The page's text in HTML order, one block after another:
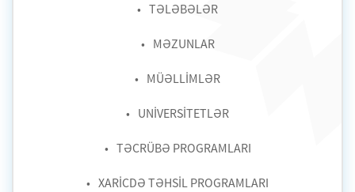
TƏLƏBƏLƏR
MƏZUNLAR
MÜƏLLİMLƏR
UNİVERSİTETLƏR
TƏCRÜBƏ PROGRAMLARI
XARİCDƏ TƏHSİL PROGRAMLARI